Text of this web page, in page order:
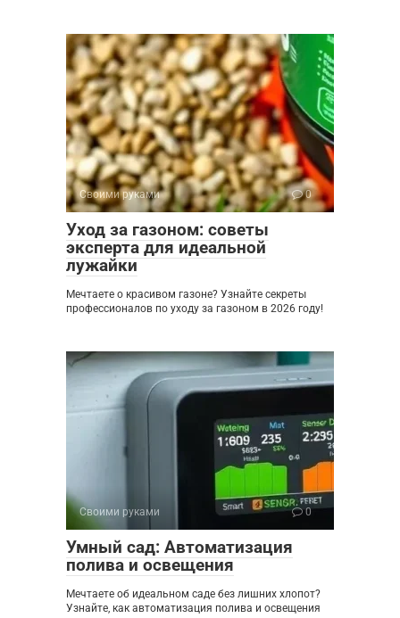
Своими руками 0
Уход за газоном: советы
эксперта для идеальной
лужайки
Мечтаете о красивом газоне? Узнайте секреты
профессионалов по уходу за газоном в 2026 году!
Своими руками 0
Умный сад: Автоматизация
полива и освещения
Мечтаете об идеальном саде без лишних хлопот?
Узнайте, как автоматизация полива и освещения